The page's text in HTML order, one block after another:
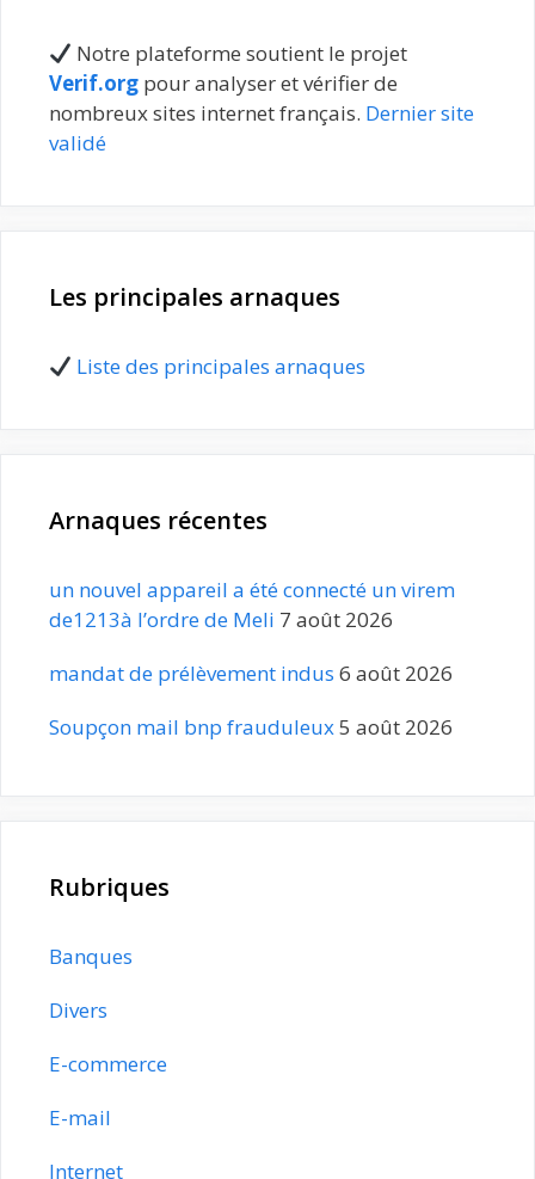
Notre plateforme soutient le projet
Verif.org pour analyser et vérifier de
nombreux sites internet français. Dernier site
validé
Les principales arnaques
Liste des principales arnaques
Arnaques récentes
un nouvel appareil a été connecté un virem
de1213à l’ordre de Meli 7 août 2026
mandat de prélèvement indus 6 août 2026
Soupçon mail bnp frauduleux5 août 2026
Rubriques
Banques
Divers
E-commerce
E-mail
Internet